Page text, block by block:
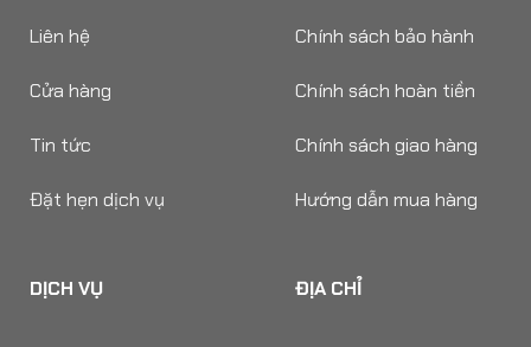
Liên hệ
Cửa hàng
Tin tức
Đặt hẹn dịch vụ
Chính sách bảo hành
Chính sách hoàn tiền
Chính sách giao hàng
Hướng dẫn mua hàng
DỊCH VỤ ĐỊA CHỈ